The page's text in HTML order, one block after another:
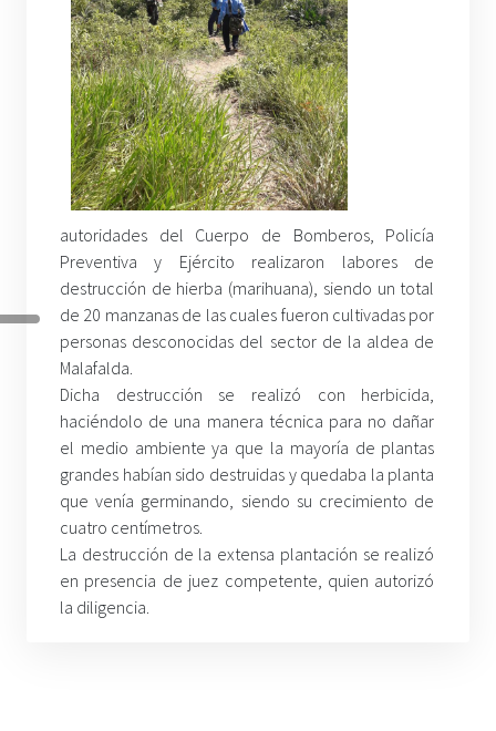
autoridades del Cuerpo de Bomberos, Policía
Preventiva y Ejército realizaron labores de
destrucción de hierba (marihuana), siendo un total
de 20 manzanas de las cuales fueron cultivadas por
personas desconocidas del sector de la aldea de
Malafalda.
Dicha destrucción se realizó con herbicida,
haciéndolo de una manera técnica para no dañar
el medio ambiente ya que la mayoría de plantas
grandes habían sido destruidas y quedaba la planta
que venía germinando, siendo su crecimiento de
cuatro centímetros.
La destrucción de la extensa plantación se realizó
en presencia de juez competente, quien autorizó
la diligencia.